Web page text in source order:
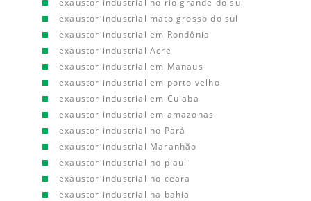
exaustor industrial no rio grande do sul
exaustor industrial mato grosso do sul
exaustor industrial em Rondônia
exaustor industrial Acre
exaustor industrial em Manaus
exaustor industrial em porto velho
exaustor industrial em Cuiaba
exaustor industrial em amazonas
exaustor industrial no Pará
exaustor industrial Maranhão
exaustor industrial no piaui
exaustor industrial no ceara
exaustor industrial na bahia